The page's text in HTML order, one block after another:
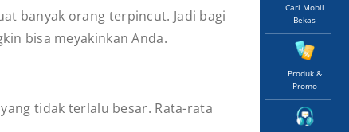
Cari Mobil
Bekas
Produk &
Promo
banyak orang terpincut. Jadi bagi
bisa meyakinkan Anda.
tidak terlalu besar. Rata-rata